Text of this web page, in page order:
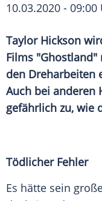
10.03.2020 - 09:00
Taylor Hickson
Films
den Dreharbeiten
Auch bei anderen
gefährlich zu, wie
Tödlicher Fehler
Es hätte sein